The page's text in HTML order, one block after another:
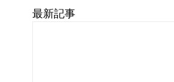
最新記事